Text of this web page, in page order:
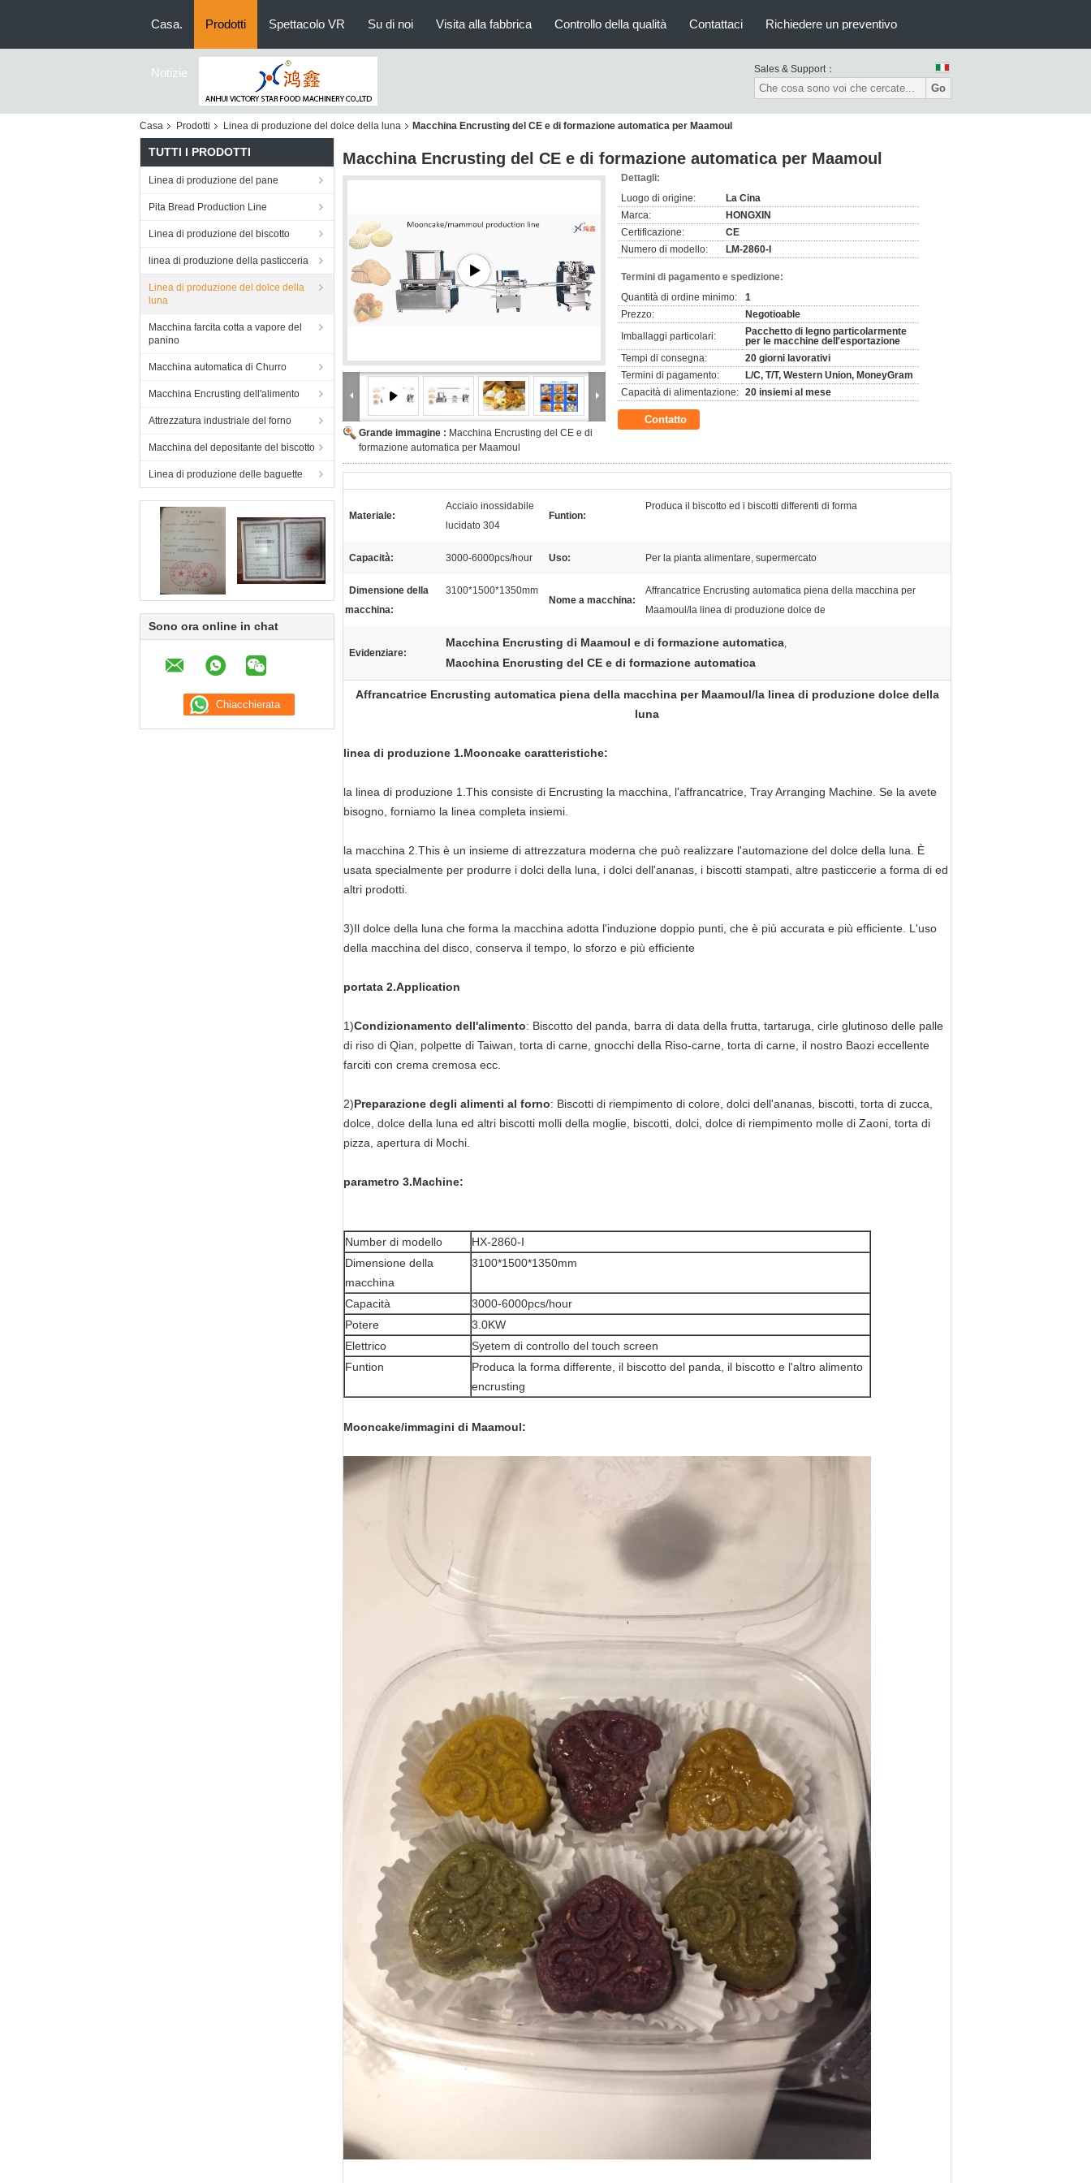
Casa. Prodotti Spettacolo VR Su di noi Visita alla fabbrica Controllo della qualità Contattaci Richiedere un preventivo
Notizie Sales & Support：
Go
Casa Prodotti Linea di produzione del dolce della luna Macchina Encrusting del CE e di formazione automatica per Maamoul
TUTTI I PRODOTTI
Linea di produzione del pane
Pita Bread Production Line
Linea di produzione del biscotto
linea di produzione della pasticceria
Linea di produzione del dolce della
luna
Macchina farcita cotta a vapore del
panino
Macchina automatica di Churro
Macchina Encrusting dell'alimento
Attrezzatura industriale del forno
Macchina del depositante del biscotto
Linea di produzione delle baguette
Sono ora online in chat
Macchina Encrusting del CE e di formazione automatica per Maamoul
Grande immagine : Macchina Encrusting del CE e di
formazione automatica per Maamoul
Dettagli:
Luogo di origine:
La Cina
Marca:
HONGXIN
Certificazione:
CE
Numero di modello:
LM-2860-I
Termini di pagamento e spedizione:
Quantità di ordine minimo:
1
Prezzo:
Negotioable
Imballaggi particolari:
Pacchetto di legno particolarmente
per le macchine dell'esportazione
Tempi di consegna:
20 giorni lavorativi
Termini di pagamento:
L/C, T/T, Western Union, MoneyGram
Capacità di alimentazione: 20 insiemi al mese
Contatto
Materiale:
Acciaio inossidabile
lucidato 304
Funtion:
Produca il biscotto ed i biscotti differenti di forma
Capacità: 3000-6000pcs/hour Uso: Per la pianta alimentare, supermercato
Dimensione della
macchina:
3100*1500*1350mm
Nome a macchina:
Affrancatrice Encrusting automatica piena della macchina per
Maamoul/la linea di produzione dolce de
Evidenziare:
Macchina Encrusting di Maamoul e di formazione automatica,
Macchina Encrusting del CE e di formazione automatica
Affrancatrice Encrusting automatica piena della macchina per Maamoul/la linea di produzione dolce della
luna
linea di produzione 1.Mooncake caratteristiche:
la linea di produzione 1.This consiste di Encrusting la macchina, l'affrancatrice, Tray Arranging Machine. Se la avete
bisogno, forniamo la linea completa insiemi.
la macchina 2.This è un insieme di attrezzatura moderna che può realizzare l'automazione del dolce della luna. È
usata specialmente per produrre i dolci della luna, i dolci dell'ananas, i biscotti stampati, altre pasticcerie a forma di ed
altri prodotti.
3)Il dolce della luna che forma la macchina adotta l'induzione doppio punti, che è più accurata e più efficiente. L'uso
della macchina del disco, conserva il tempo, lo sforzo e più efficiente
portata 2.Application
1)Condizionamento dell'alimento: Biscotto del panda, barra di data della frutta, tartaruga, cirle glutinoso delle palle
di riso di Qian, polpette di Taiwan, torta di carne, gnocchi della Riso-carne, torta di carne, il nostro Baozi eccellente
farciti con crema cremosa ecc.
2)Preparazione degli alimenti al forno: Biscotti di riempimento di colore, dolci dell'ananas, biscotti, torta di zucca,
dolce, dolce della luna ed altri biscotti molli della moglie, biscotti, dolci, dolce di riempimento molle di Zaoni, torta di
pizza, apertura di Mochi.
parametro 3.Machine:
Number di modello
HX-2860-I
Dimensione della
macchina
3100*1500*1350mm
Capacità
3000-6000pcs/hour
Potere
3.0KW
Elettrico
Syetem di controllo del touch screen
Funtion
Produca la forma differente, il biscotto del panda, il biscotto e l'altro alimento
encrusting
Mooncake/immagini di Maamoul: